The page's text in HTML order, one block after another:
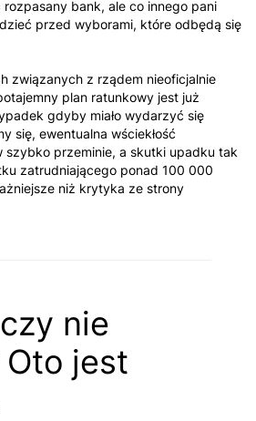
bank, ale co innego pani
przed wyborami, które odbędą się
związanych z rządem nieoficjalnie
plan ratunkowy jest już
gdyby miało wydarzyć się
się, ewentualna wściekłość
szybko przeminie, a skutki upadku tak
zatrudniającego ponad 100 000
niż krytyka ze strony
nie
jest